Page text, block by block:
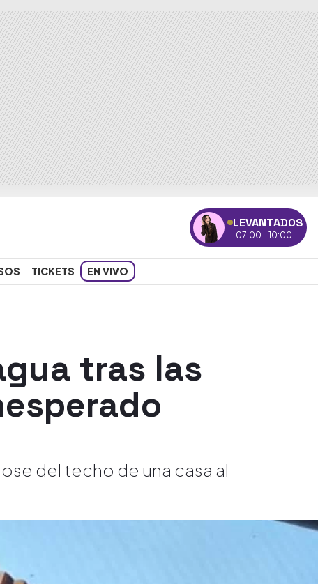
LEVANTADOS
07:00 - 10:00
TICKETS EN VIVO
tras las
del techo de una casa al